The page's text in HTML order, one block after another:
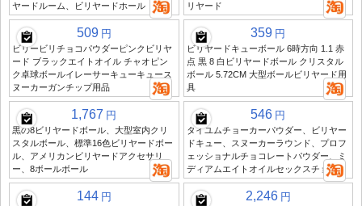
ヤードルーム、ビリヤードホール
リヤード
509 円
ビリービリチョコパウダーピンクビリヤ
ード ブラックエイトオイル チャオピン
ク卓球ボールイレーサーキューキュース
ヌーカーガンチップ用品
359 円
ビリヤードキューボール 6時方向 1.1 赤
点 黒 8 白ビリヤードボール クリスタル
ボール 5.72CM 大型ボールビリヤード用
具
1,767 円
黒の8ビリヤードボール、大型室内クリ
スタルボール、標準16色ビリヤードボー
ル、アメリカンビリヤードアクセサリ
ー、8ボールボール
546 円
タイユムチョーカーパウダー、ビリヤー
ドキュー、スヌーカーラウンド、プロフ
ェッショナルチョコレートパウダー、ミ
ディアムエイトオイルセックスチョック
144 円 2,246 円